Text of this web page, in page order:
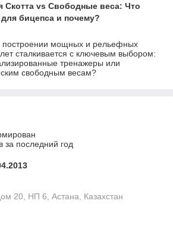
Скотта vs Свободные веса: Что
бицепса и почему?
построении мощных и рельефных
сталкивается с ключевым выбором:
тренажеры или
свободным весам?
за последний год
20, НП 6, Астана, Казахстан